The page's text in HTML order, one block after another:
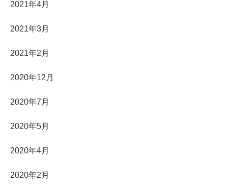
2021年4月
2021年3月
2021年2月
2020年12月
2020年7月
2020年5月
2020年4月
2020年2月